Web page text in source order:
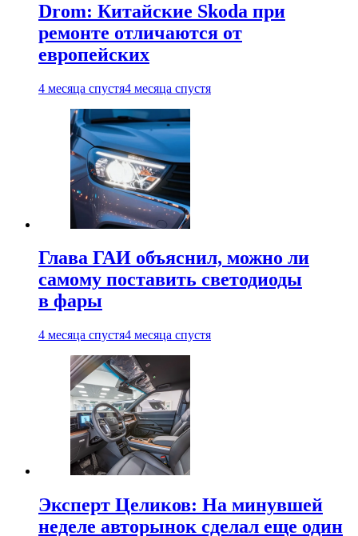
Drom: Китайские Skoda при
ремонте отличаются от
европейских
4 месяца спустя4 месяца спустя
Глава ГАИ объяснил, можно ли
самому поставить светодиоды
в фары
4 месяца спустя4 месяца спустя
Эксперт Целиков: На минувшей
неделе авторынок сделал еще один